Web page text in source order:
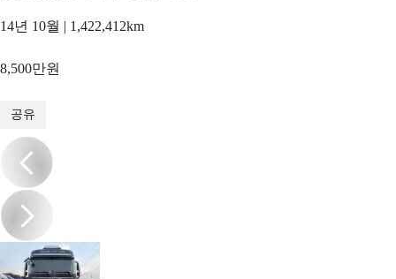
14년 10월 | 1,422,412km
8,500만원
공유
/10